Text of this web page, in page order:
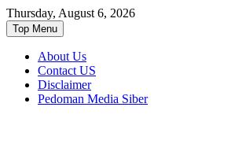
Thursday, August 6, 2026
Top Menu
About Us
Contact US
Disclaimer
Pedoman Media Siber